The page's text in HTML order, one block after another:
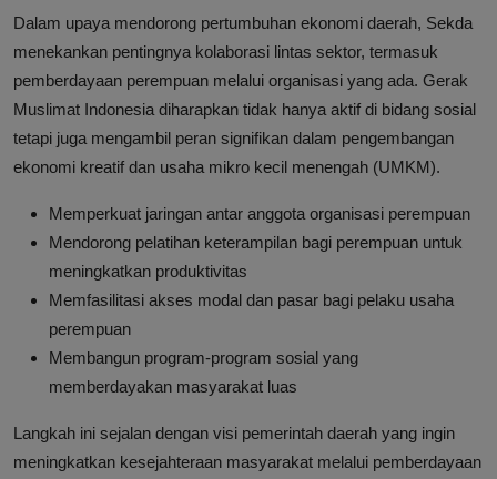
Dalam upaya mendorong pertumbuhan ekonomi daerah, Sekda
menekankan pentingnya kolaborasi lintas sektor, termasuk
pemberdayaan perempuan melalui organisasi yang ada. Gerak
Muslimat Indonesia diharapkan tidak hanya aktif di bidang sosial
tetapi juga mengambil peran signifikan dalam pengembangan
ekonomi kreatif dan usaha mikro kecil menengah (UMKM).
Memperkuat jaringan antar anggota organisasi perempuan
Mendorong pelatihan keterampilan bagi perempuan untuk
meningkatkan produktivitas
Memfasilitasi akses modal dan pasar bagi pelaku usaha
perempuan
Membangun program-program sosial yang
memberdayakan masyarakat luas
Langkah ini sejalan dengan visi pemerintah daerah yang ingin
meningkatkan kesejahteraan masyarakat melalui pemberdayaan